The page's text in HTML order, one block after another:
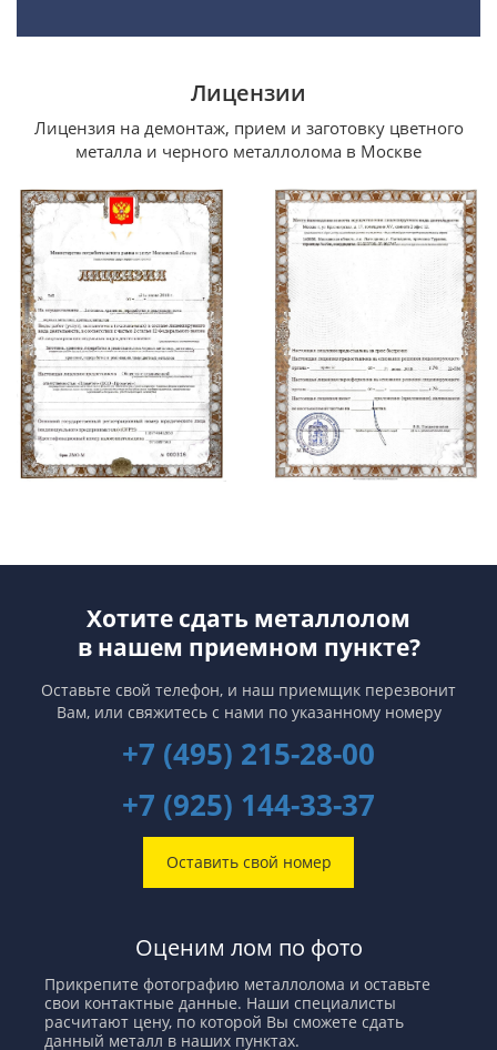
Лицензии
Лицензия на демонтаж, прием и заготовку цветного
металла и черного металлолома в Москве
Хотите сдать металлолом
в нашем приемном пункте?
Оставьте свой телефон, и наш приемщик перезвонит
Вам, или свяжитесь с нами по указанному номеру
+7 (495) 215-28-00
+7 (925) 144-33-37
Оставить свой номер
Оценим лом по фото
Прикрепите фотографию металлолома и оставьте
свои контактные данные. Наши специалисты
расчитают цену, по которой Вы сможете сдать
данный металл в наших пунктах.